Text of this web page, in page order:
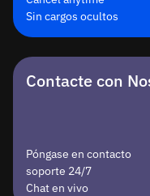
Sin cargos ocultos
Contacte con
Póngase en contacto
soporte 24/7
Chat en vivo